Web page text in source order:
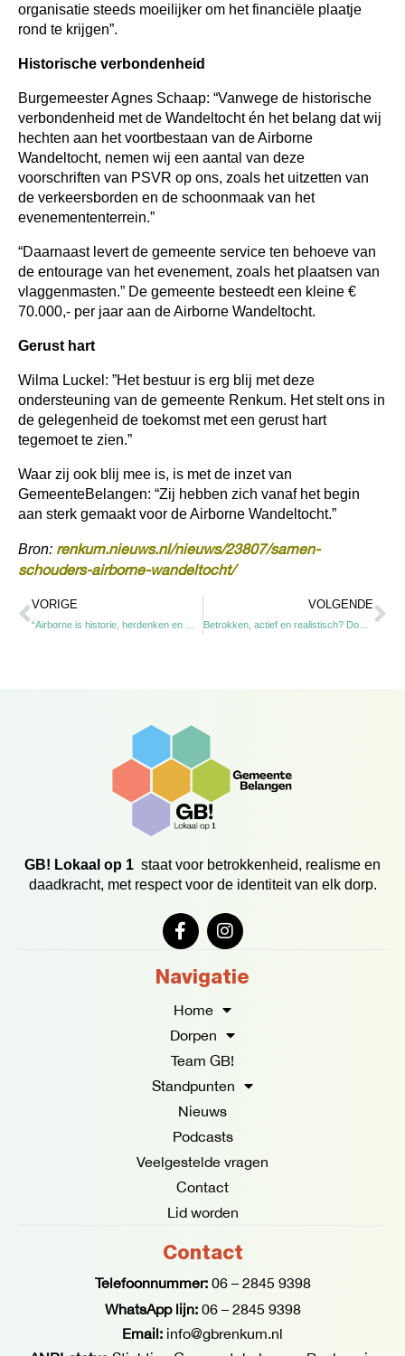
organisatie steeds moeilijker om het financiële plaatje
rond te krijgen”.
Historische verbondenheid
Burgemeester Agnes Schaap: “Vanwege de historische
verbondenheid met de Wandeltocht én het belang dat wij
hechten aan het voortbestaan van de Airborne
Wandeltocht, nemen wij een aantal van deze
voorschriften van PSVR op ons, zoals het uitzetten van
de verkeersborden en de schoonmaak van het
evenemententerrein.”
“Daarnaast levert de gemeente service ten behoeve van
de entourage van het evenement, zoals het plaatsen van
vlaggenmasten.” De gemeente besteedt een kleine €
70.000,- per jaar aan de Airborne Wandeltocht.
Gerust hart
Wilma Luckel: ”Het bestuur is erg blij met deze
ondersteuning van de gemeente Renkum. Het stelt ons in
de gelegenheid de toekomst met een gerust hart
tegemoet te zien.”
Waar zij ook blij mee is, is met de inzet van
GemeenteBelangen: “Zij hebben zich vanaf het begin
aan sterk gemaakt voor de Airborne Wandeltocht.”
Bron: renkum.nieuws.nl/nieuws/23807/samen-
schouders-airborne-wandeltocht/
Vorige
VORIGE VOLGENDE
Betrokken, actief en realistisch? Doe mee met Team GB
GB! Lokaal op 1 staat voor betrokkenheid, realisme en
daadkracht, met respect voor de identiteit van elk dorp.
F
a
e
o
o
k
-
f
I
n
t
g
r
m
Navigatie
Home
Dorpen
Team GB!
Standpunten
Nieuws
Podcasts
Veelgestelde vragen
Contact
Lid worden
Contact
Telefoonnummer: 06 – 2845 9398
WhatsApp lijn: 06 – 2845 9398
Email: info@gbrenkum.nl